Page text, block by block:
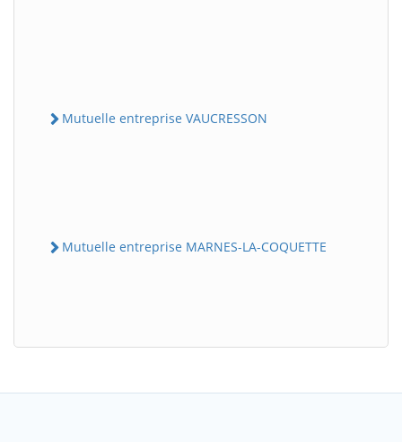
Mutuelle entreprise VAUCRESSON
Mutuelle entreprise MARNES-LA-COQUETTE